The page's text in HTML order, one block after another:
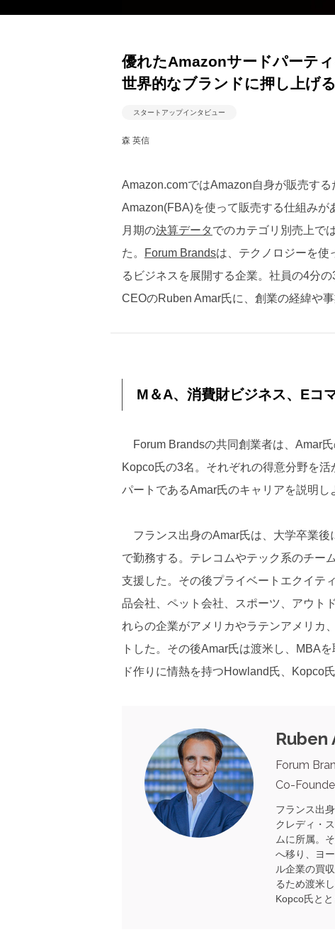
優れたAmazonサードパーテ
世界的なブランドに押し上げ
スタートアップインタビュー
森 英信
Amazon.comではAmazon自身が販売す
Amazon(FBA)を使って販売する仕組み
月期の決算データ でのカテゴリ別売上で
た。
Forum Brandsは、テクノロジーを使
るビジネスを展開する企業。社員の4分
CEOのRuben Amar氏に、創業の経緯や
M＆A、消費財ビジネス、Eコ
Forum Brandsの共同創業者は、Amar
Kopco氏の3名。それぞれの得意分野を
パートであるAmar氏のキャリアを説明し
フランス出身のAmar氏は、大学卒業後
で勤務する。テレコムやテック系のチー
支援した。その後プライベートエクイテ
品会社、ペット会社、スポーツ、アウト
れらの企業がアメリカやラテンアメリカ
トした。その後Amar氏は渡米し、MBA
ド作りに情熱を持つHowland氏、Kopco氏
Ruben
Forum
Co-
フランス出
クレディ・
ムに所属。
へ移り、ヨ
ル企業の買
るため渡米
Kopco氏と